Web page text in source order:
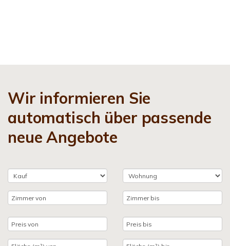
Wir informieren Sie
automatisch über passende
neue Angebote